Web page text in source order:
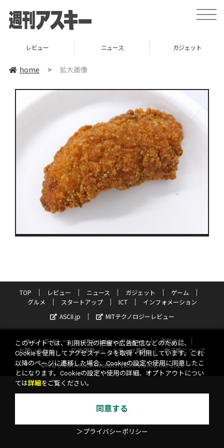
toggle
レビュー ニュース ガジェット
home > 拡大画像
TOP レビュー ニュース ガジェット
ゲーム
グルメ
スタートアップ ICT
インフォメーション
ASCII.jp
MITテクノロジーレビュー
サイトポリシー プライバシーポリシー
運営会社
お問い合わせ
広告掲載 スタッフ募集
電子版について
©KADOKAWA ASCII Research Laboratories, Inc. 2026
このサイトでは、利用状況の把握や広告配信などのために、
Cookieを使用してアクセスデータを取得・利用しています。これ
以降のページに遷移した場合、Cookieの設定や使用に同意したこ
とになります。Cookieの設定や使用の詳細、オプトアウトについ
ては詳細 をご覧ください。
同意する
＞プライバシーポリシー